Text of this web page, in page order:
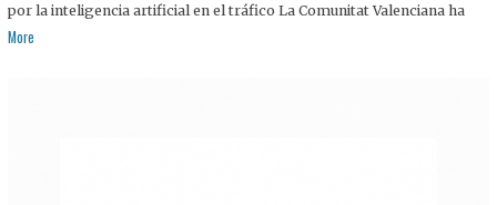
por la inteligencia artificial en el tráfico La Comunitat Valenciana ha
More